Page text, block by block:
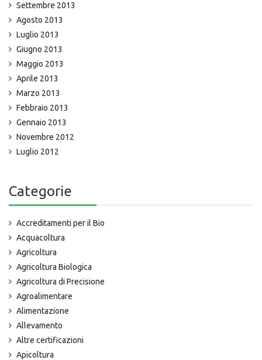
Settembre 2013
Agosto 2013
Luglio 2013
Giugno 2013
Maggio 2013
Aprile 2013
Marzo 2013
Febbraio 2013
Gennaio 2013
Novembre 2012
Luglio 2012
Categorie
Accreditamenti per il Bio
Acquacoltura
Agricoltura
Agricoltura Biologica
Agricoltura di Precisione
Agroalimentare
Alimentazione
Allevamento
Altre certificazioni
Apicoltura